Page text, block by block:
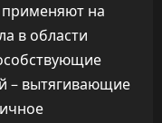
на
в области
– вытягивающие